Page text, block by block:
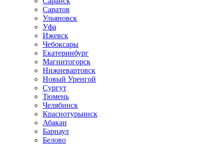
Саратов
Ульяновск
Уфа
Ижевск
Чебоксары
Екатеринбург
Магнитогорск
Нижневартовск
Новый Уренгой
Сургут
Тюмень
Челябинск
Краснотурьинск
Абакан
Барнаул
Белово